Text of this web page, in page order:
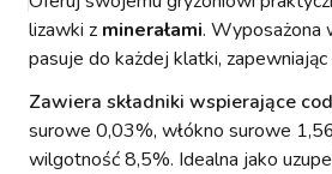
I
ARTYKUŁY
TECHNICZNE
DLA
KONIA
PAKUJEMY SIĘ NA
ZAWODY
POMIAROWE
lizawki z minerałami. Wyposażona
pasuje do każdej klatki,
Zawiera składniki wspierające
surowe 0,03%, włókno surowe
wilgotność 8,5%. Idealna jako